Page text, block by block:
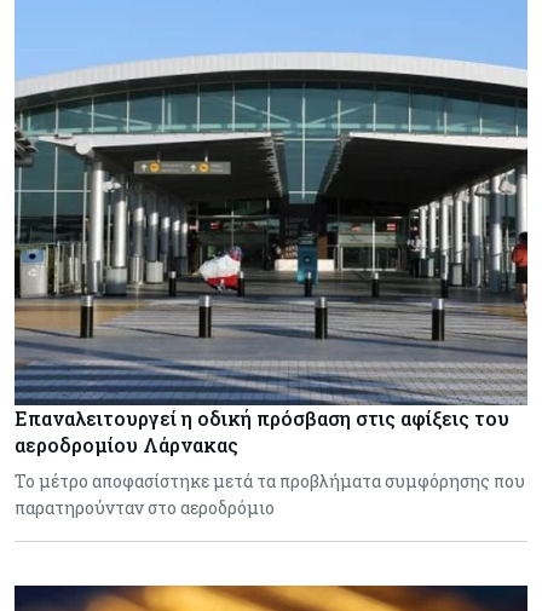
Επαναλειτουργεί η οδική πρόσβαση στις αφίξεις του
αεροδρομίου Λάρνακας
Το μέτρο αποφασίστηκε μετά τα προβλήματα συμφόρησης που
παρατηρούνταν στο αεροδρόμιο